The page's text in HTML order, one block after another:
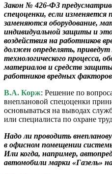
Закон № 426-ФЗ
спецоценки, если изменяется
заменяются оборудование,
индивидуальной защиты и
воздействия на работников
должен определять, приведут
технологического процесса,
материалов и средств
работников вредных
В.А. Корж: Решение по
внеплановой спецоценки
основываться на выводах
или специалиста по охране
Надо ли проводить
в офисном помещении
Или когда, например,
автомобили марки «Газель»